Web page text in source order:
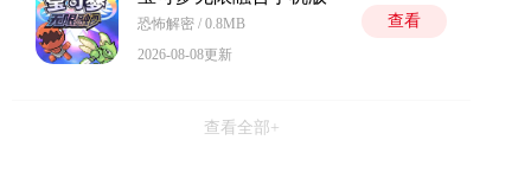
恐怖解密 / 0.8MB
2026-08-08更新
查看
查看全部+